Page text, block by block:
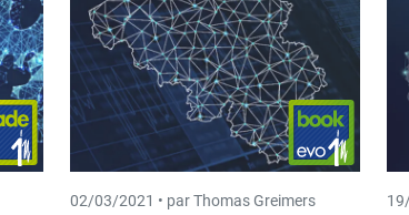
02/03/2021 • par Thomas Greimers